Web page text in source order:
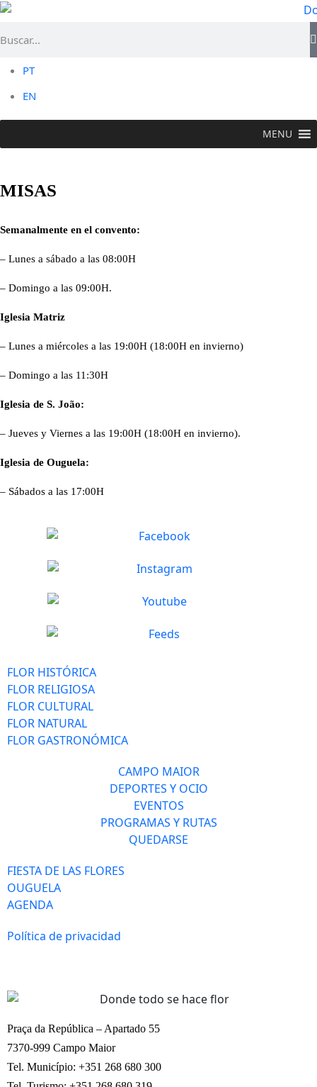
PT
EN
MENU
MISAS
Semanalmente en el convento:
– Lunes a sábado a las 08:00H
– Domingo a las 09:00H.
Iglesia Matriz
– Lunes a miércoles a las 19:00H (18:00H en invierno)
– Domingo a las 11:30H
Iglesia de S. João:
– Jueves y Viernes a las 19:00H (18:00H en invierno).
Iglesia de Ouguela:
– Sábados a las 17:00H
FLOR HISTÓRICA
FLOR RELIGIOSA
FLOR CULTURAL
FLOR NATURAL
FLOR GASTRONÓMICA
CAMPO MAIOR
DEPORTES Y OCIO
EVENTOS
PROGRAMAS Y RUTAS
QUEDARSE
FIESTA DE LAS FLORES
OUGUELA
AGENDA
Política de privacidad
Praça da República – Apartado 55
7370-999 Campo Maior
Tel. Município: +351 268 680 300